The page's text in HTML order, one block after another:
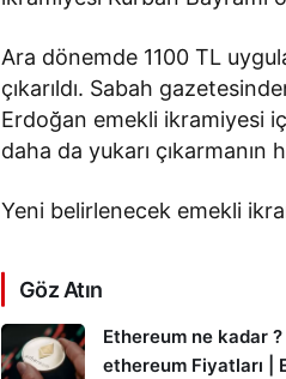
Ara dönemde 1100 TL
çıkarıldı. Sabah
Erdoğan emekli ikramiyesi
daha da yukarı çıkarmanın
Yeni belirlenecek emekli
Göz Atın
Ethereum ne kadar
ethereum Fiyatları |